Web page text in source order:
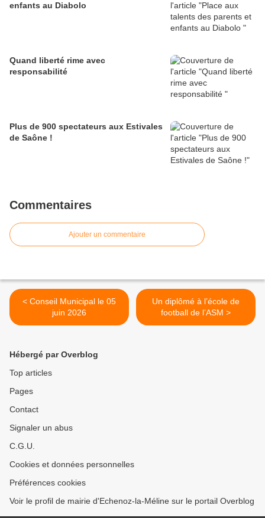
enfants au Diabolo
Quand liberté rime avec
responsabilité
Plus de 900 spectateurs aux Estivales
de Saône !
Commentaires
Ajouter un commentaire
< Conseil Municipal le 05
juin 2026
Un diplômé à l’école de
football de l’ASM >
Hébergé par Overblog
Top articles
Pages
Contact
Signaler un abus
C.G.U.
Cookies et données personnelles
Préférences cookies
Voir le profil de mairie d'Echenoz-la-Méline sur le portail Overblog